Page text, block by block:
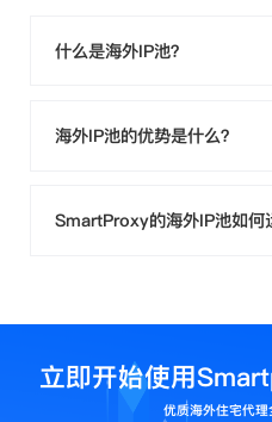
什么是海外IP池？
海外IP池的优势是什么？
SmartProxy的海外IP池如何
立即开始使用
优质海外住宅代